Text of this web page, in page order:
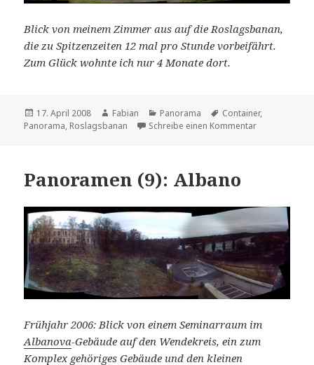
Blick von meinem Zimmer aus auf die Roslagsbanan,
die zu Spitzenzeiten 12 mal pro Stunde vorbeifährt.
Zum Glück wohnte ich nur 4 Monate dort.
Veröffentlicht
am
17. April 2008 Autor
Fabian Kategorien
Panorama Schlagwörter
Container,
Panorama, Roslagsbanan Schreibe einen Kommentarzu
Panoramen (9): Albano
Frühjahr 2006: Blick von einem Seminarraum im
Albanova-Gebäude auf den Wendekreis, ein zum
Komplex gehöriges Gebäude und den kleinen